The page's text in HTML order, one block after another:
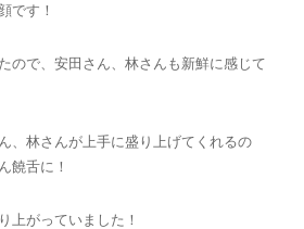
です！
ので、安田さん、林さんも新鮮に感じて
、林さんが上手に盛り上げてくれるの
饒舌に！
上がっていました！